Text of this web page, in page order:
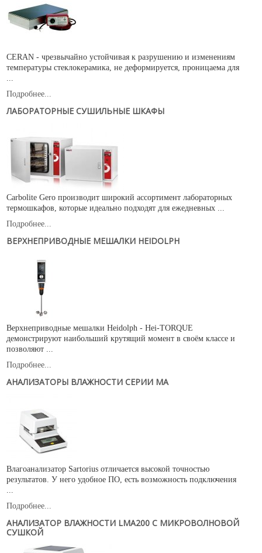
CERAN - чрезвычайно устойчивая к разрушению и изменениям
температуры стеклокерамика, не деформируется, проницаема для
Подробнее...
ЛАБОРАТОРНЫЕ СУШИЛЬНЫЕ ШКАФЫ
Carbolite Gero производит широкий ассортимент лабораторных
термошкафов, которые идеально подходят для ежедневных ...
Подробнее...
ВЕРХНЕПРИВОДНЫЕ МЕШАЛКИ HEIDOLPH
Верхнеприводные мешалки Heidolph - Hei-TORQUE
демонстрируют наибольший крутящий момент в своём классе и
позволяют ...
Подробнее...
АНАЛИЗАТОРЫ ВЛАЖНОСТИ СЕРИИ МА
Влагоанализатор Sartorius отличается высокой точностью
результатов. У него удобное ПО, есть возможность подключения
Подробнее...
АНАЛИЗАТОР ВЛАЖНОСТИ LMA200 С МИКРОВОЛНОВОЙ
СУШКОЙ